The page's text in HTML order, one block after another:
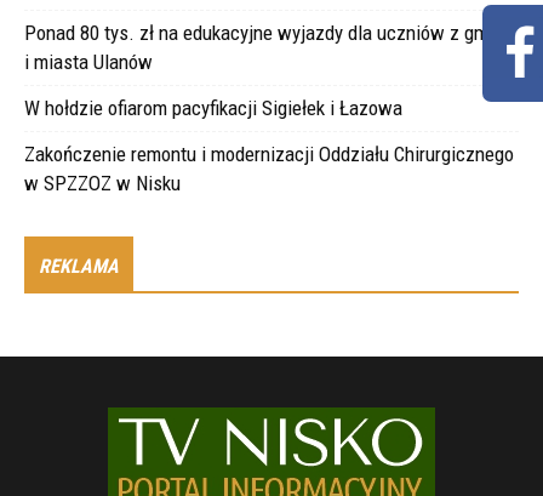
Ponad 80 tys. zł na edukacyjne wyjazdy dla uczniów z gminy
i miasta Ulanów
W hołdzie ofiarom pacyfikacji Sigiełek i Łazowa
Zakończenie remontu i modernizacji Oddziału Chirurgicznego
w SPZZOZ w Nisku
REKLAMA